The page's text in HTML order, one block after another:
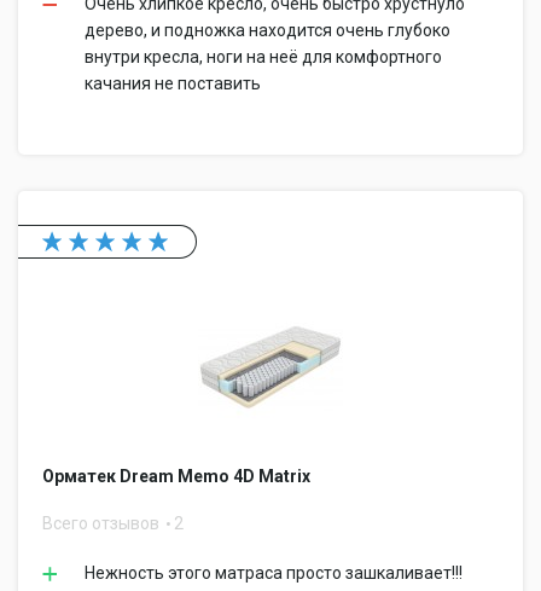
дерево, и подножка находится очень глубоко
внутри кресла, ноги на неё для комфортного
качания не поставить
Орматек Dream Memo 4D Matrix
Всего отзывов 2
Нежность этого матраса просто зашкаливает!!!